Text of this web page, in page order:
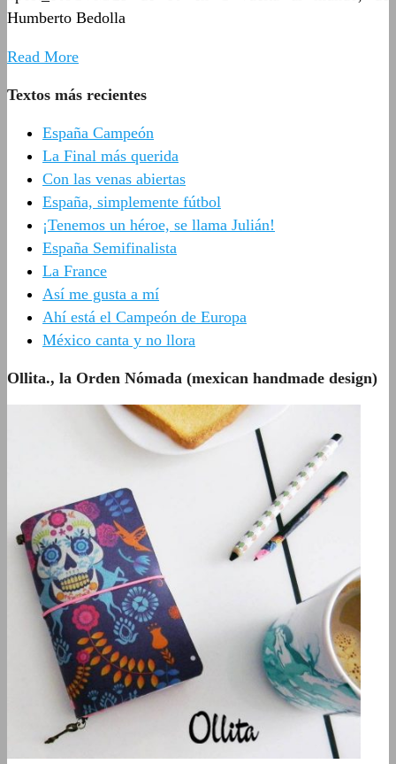
Humberto Bedolla
Read More
Textos más recientes
España Campeón
La Final más querida
Con las venas abiertas
España, simplemente fútbol
¡Tenemos un héroe, se llama Julián!
España Semifinalista
La France
Así me gusta a mí
Ahí está el Campeón de Europa
México canta y no llora
Ollita., la Orden Nómada (mexican handmade design)